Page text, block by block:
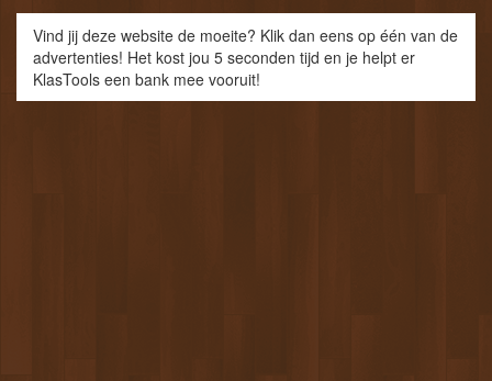
Vind jij deze website de moeite? Klik dan eens op één van de
advertenties! Het kost jou 5 seconden tijd en je helpt er
KlasTools een bank mee vooruit!